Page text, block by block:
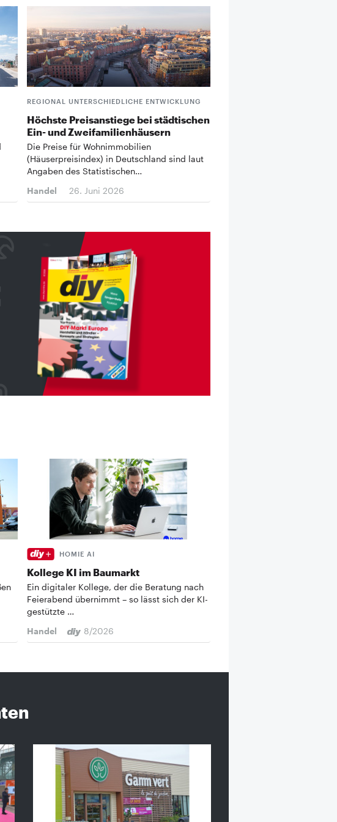
REGIONAL UNTERSCHIEDLICHE ENTWICKLUNG
Höchste Preisanstiege bei städtischen
Ein- und Zweifamilienhäusern
Die Preise für Wohnimmobilien
(Häuserpreisindex) in Deutschland sind laut
Angaben des Statistischen…
Handel
26. Juni 2026
HOMIE AI
Kollege KI im Baumarkt
Ein digitaler Kollege, der die Beratung nach
Feierabend übernimmt – so lässt sich der KI-
gestützte …
Handel
8/2026